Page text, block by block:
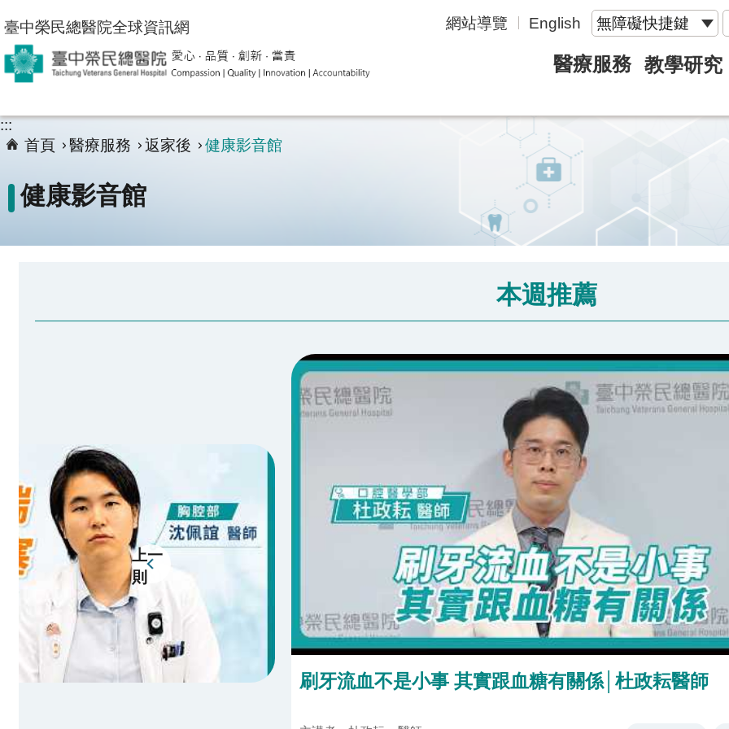
跳到主要內容區塊
臺中榮民總醫院全球資訊網 網站導覽 English 無障礙快捷鍵
醫療服務 教學研究
:::
首頁
醫療服務 返家後 健康影音館
健康影音館
本週推薦
刷牙流血不是小事 其實跟血糖有關係│杜政耘醫師
上一
則